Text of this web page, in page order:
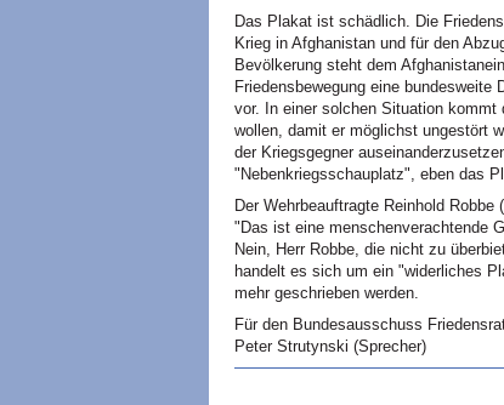
Das Plakat ist schädlich. Die
Krieg in Afghanistan und für den
Bevölkerung steht dem
Friedensbewegung eine
vor. In einer solchen Situation
wollen, damit er möglichst ungestört
der Kriegsgegner
"Nebenkriegsschauplatz", eben das
Der Wehrbeauftragte Reinhold
"Das ist eine menschenverachtende
Nein, Herr Robbe, die nicht zu
handelt es sich um ein "widerliches
mehr geschrieben werden.
Für den Bundesausschuss
Peter Strutynski (Sprecher)